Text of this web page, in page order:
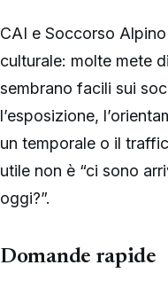
CAI e Soccorso
culturale: molte mete
sembrano facili sui
l’esposizione,
un temporale o il
utile non è “ci sono
oggi?”.
Domande rapide